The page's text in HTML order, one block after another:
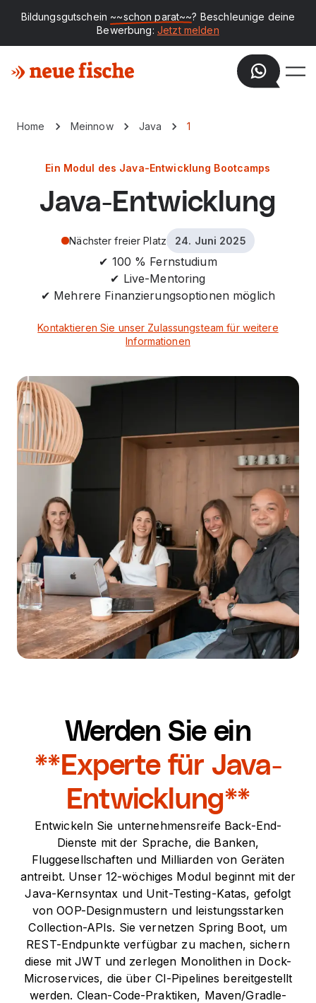
Bildungsgutschein ~~schon parat~~? Beschleunige deine
Bewerbung: Jetzt melden
Home Meinnow Java 1
Ein Modul des Java-Entwicklung Bootcamps
Java-Entwicklung
Nächster freier Platz 24. Juni 2025
✔ 100 % Fernstudium
✔ Live-Mentoring
✔ Mehrere Finanzierungsoptionen möglich
Kontaktieren Sie unser Zulassungsteam für weitere
Informationen
Werden Sie ein
**Experte für Java-
Entwicklung**
Entwickeln Sie unternehmensreife Back-End-
Dienste mit der Sprache, die Banken,
Fluggesellschaften und Milliarden von Geräten
antreibt. Unser 12-wöchiges Modul beginnt mit der
Java-Kernsyntax und Unit-Testing-Katas, gefolgt
von OOP-Designmustern und leistungsstarken
Collection-APIs. Sie vernetzen Spring Boot, um
REST-Endpunkte verfügbar zu machen, sichern
diese mit JWT und zerlegen Monolithen in Dock-
Microservices, die über CI-Pipelines bereitgestellt
werden. Clean-Code-Praktiken, Maven/Gradle-